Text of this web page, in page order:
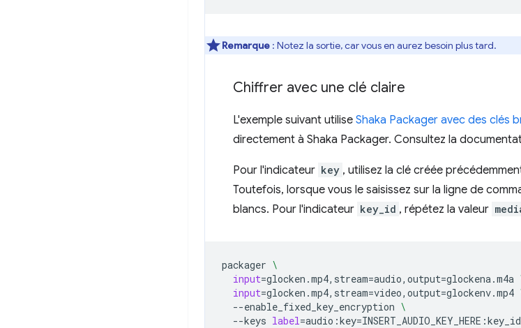
Remarque : Notez la sortie, car vous en aurez besoin plus tard.
Chiffrer avec une clé claire
L'exemple suivant utilise Shaka Packager avec des clés
directement à Shaka Packager. Consultez la
Pour l'indicateur key , utilisez la clé créée
Toutefois, lorsque vous le saisissez sur la ligne de
blancs. Pour l'indicateur key_id , répétez la valeur
packager \
input=glocken.mp4,stream=audio,output=glockena.m4a
input=glocken.mp4,stream=video,output=glockenv.mp4
--enable_fixed_key_encryption \
--keys label=audio:key=INSERT_AUDIO_KEY_HERE:key_id